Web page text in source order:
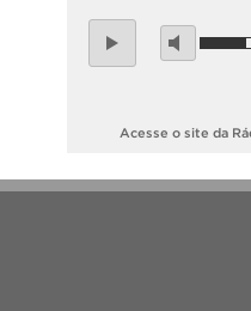
Acesse o site da